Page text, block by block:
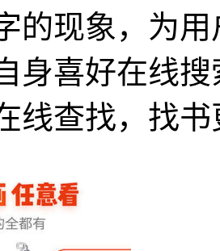
的现象，为
身喜好在线
线查找，找